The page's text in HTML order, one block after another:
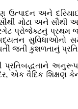
અને
મોટા અને સૌથી
પ્રોજેક્ટનું પ્રથમ
સુવિધાઓનો
જતી કુશળતાનું
પ્રતિબદ્ધતાને
વૈદિક શિક્ષણ